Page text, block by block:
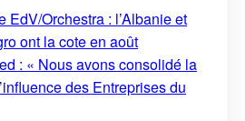
EdV/Orchestra : l’Albanie et
ont la cote en août
: « Nous avons consolidé la
des Entreprises du